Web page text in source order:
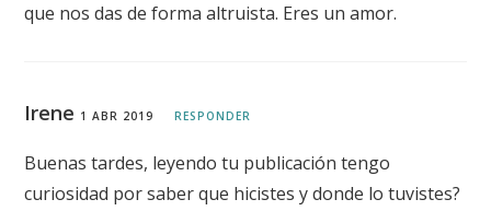
que nos das de forma altruista. Eres un amor.
Irene 1 ABR 2019 RESPONDER
Buenas tardes, leyendo tu publicación tengo
curiosidad por saber que hicistes y donde lo tuvistes?